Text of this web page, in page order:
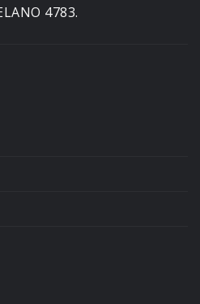
4783.